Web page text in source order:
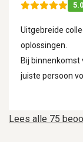
Lees alle 75
5.0
Uitgebreide
oplossingen.
Bij
juiste persoon